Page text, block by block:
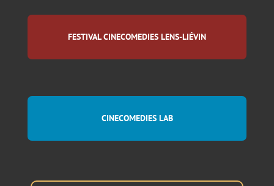
FESTIVAL CINECOMEDIES LENS-LIÉVIN
CINECOMEDIES LAB